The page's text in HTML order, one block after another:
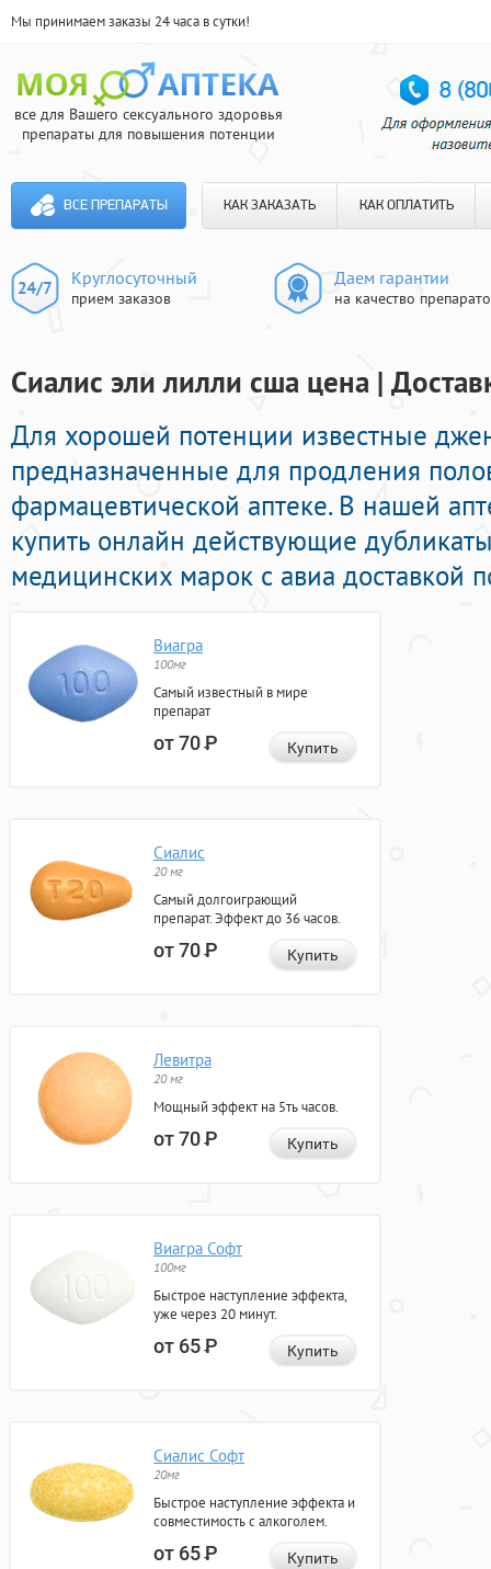
Мы принимаем заказы 24 часа в сутки!
все для Вашего сексуального здоровья
препараты для повышения потенции
ВСЕ ПРЕПАРАТЫ КАК ЗАКАЗАТЬ КАК ОПЛАТИТЬ
Круглосуточный
прием заказов
Даем гарантии
на качество
Сиалис эли лилли сша цена |
Для хорошей потенции известные
предназначенные для продления
фармацевтической аптеке. В нашей
купить онлайн действующие
медицинских марок с авиа доставкой
Виагра
100мг
Самый известный в мире
препарат
от 70Р Купить
Сиалис
20 мг
Самый долгоиграющий
препарат. Эффект до 36 часов.
от 70Р Купить
Левитра
20 мг
Мощный эффект на 5ть часов.
от 70Р Купить
Виагра Софт
100мг
Быстрое наступление эффекта,
уже через 20 минут.
от 65Р Купить
Сиалис Софт
20мг
Быстрое наступление эффекта и
совместимость с алкоголем.
от 65Р Купить